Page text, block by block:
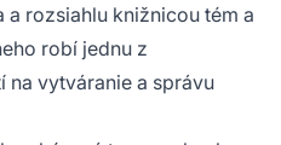
rozsiahlu knižnicou tém a
robí jednu z
na vytváranie a správu